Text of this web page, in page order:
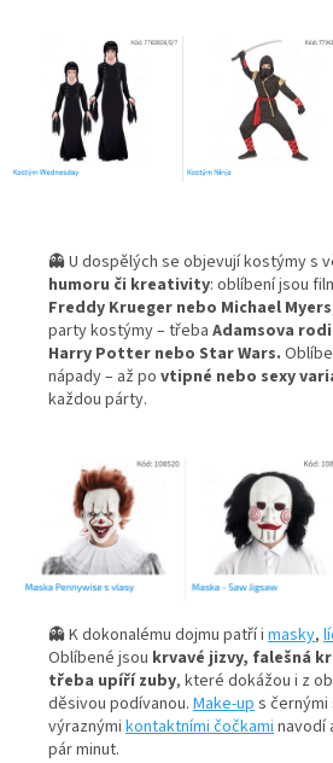
👻 U dospělých se objevují kostýmy s
humoru či kreativity: oblíbení jsou
Freddy Krueger nebo Michael Myers
party kostýmy – třeba Adamsova
Harry Potter nebo Star Wars.
nápady – až po vtipné nebo sexy
každou párty.
👻 K dokonalému dojmu patří i masky,
Oblíbené jsou krvavé jizvy, falešná
třeba upíří zuby, které dokážou i z
děsivou podívanou. Make-up s
výraznými kontaktními čočkami navodí
pár minut.